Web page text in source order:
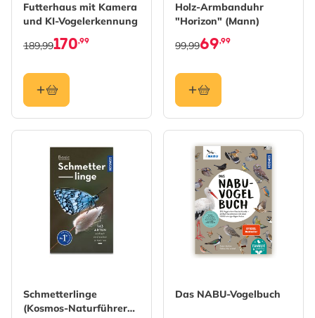
Futterhaus mit Kamera
und KI-Vogelerkennung
170,99
189,99
Holz-Armbanduhr
"Horizon" (Mann)
69,99
99,99
Schmetterlinge
(Kosmos-Naturführer
Das NABU-Vogelbuch